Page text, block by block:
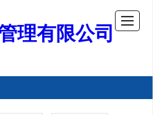
理有限公司